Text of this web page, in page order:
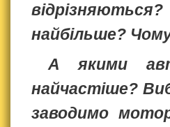
найбільше?
А якими
найчастіше?
заводимо